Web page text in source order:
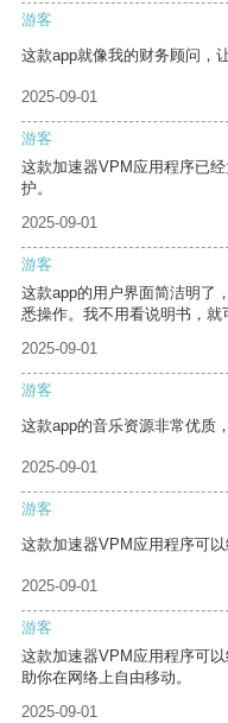
游客
这款app就像我的财务顾问，
2025-09-01
游客
这款加速器VPM应用程序已
护。
2025-09-01
游客
这款app的用户界面简洁明了
悉操作。我不用看说明书，就
2025-09-01
游客
这款app的音乐资源非常优质
2025-09-01
游客
这款加速器VPM应用程序可
2025-09-01
游客
这款加速器VPM应用程序可
助你在网络上自由移动。
2025-09-01